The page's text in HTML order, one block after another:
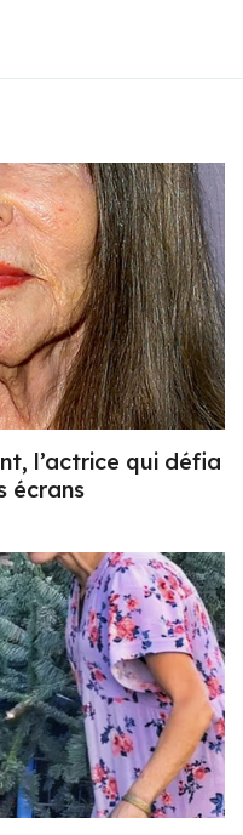
l’actrice qui défia
écrans